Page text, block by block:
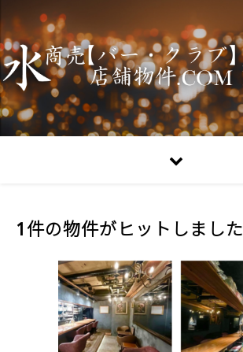
1件の物件がヒットしました